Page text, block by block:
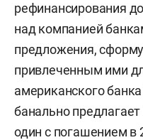
рефинансирования
над компанией
предложения,
привлеченным ими
американского
банально
один с погашением в